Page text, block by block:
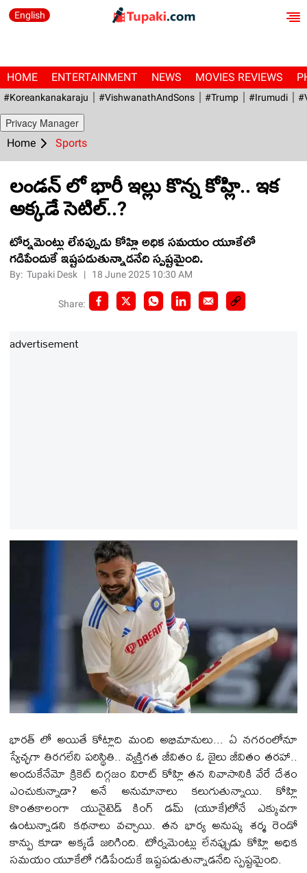
English
HOME ENTERTAINMENT NEWS MOVIES REVIEWS
#Koreankanakaraju #VishwanathAndSons #Trump #irumudi
Privacy Manager
Home Sports
లండన్ లో భారీ ఇల్లు కొన్న కోహ్లి.. ఇక
అక్కడే సెటిల్..?
టోర్నమెంట్లు లేనప్పుడు కోహ్లి అధిక సమయం యూకేలో
గడిపేందుకే ఇష్టపడుతున్నాడనేది స్పష్టమైంది.
By:Tupaki Desk | 18 June 2025 10:30 AM
Share:
advertisement
భారత్ లో అయితే కోట్లాది మంది అభిమానులు... ఏ నగరంలోనూ
స్వేచ్ఛగా తిరగలేని పరిస్థితి.. వ్యక్తిగత జీవితం ఓ జైలు జీవితం తరహా..
అందుకేనేమో క్రికెట్ దిగ్గజం విరాట్ కోహ్లి తన నివాసానికి వేరే దేశం
ఎంచుకున్నాడా? అనే అనుమానాలు కలుగుతున్నాయి. కోహ్లి
కొంతకాలంగా యునైటెడ్ కింగ్ డమ్ (యూకే)లోనే ఎక్కువగా
ఉంటున్నాడని కథనాలు వచ్చాయి. తన భార్య అనుష్క శర్మ రెండో
కాన్పు కూడా అక్కడే జరిగింది. టోర్నమెంట్లు లేనప్పుడు కోహ్లి అధిక
సమయం యూకేలో గడిపేందుకే ఇష్టపడుతున్నాడనేది స్పష్టమైంది.